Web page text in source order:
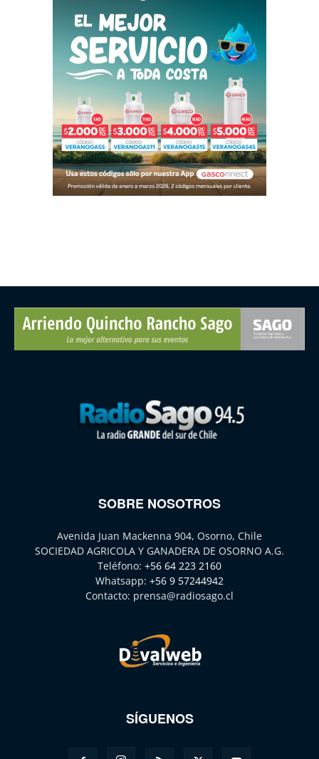
SOBRE NOSOTROS
Avenida Juan Mackenna 904, Osorno, Chile
SOCIEDAD AGRICOLA Y GANADERA DE OSORNO A.G.
Teléfono: +56 64 223 2160
Whatsapp: +56 9 57244942
Contacto: prensa@radiosago.cl
SÍGUENOS